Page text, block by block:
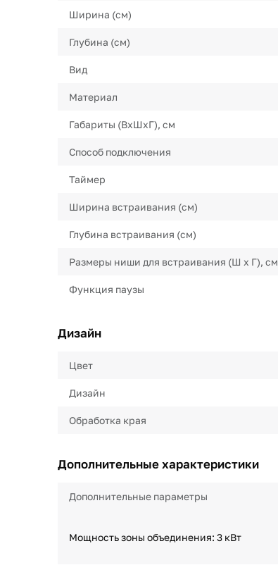
Ширина (см)
Глубина (см)
Вид
Материал
Габариты (ВхШхГ), см
Способ подключения
Таймер
Ширина встраивания (см)
Глубина встраивания (см)
Размеры ниши для встраивания (Ш х Г), см
Функция паузы
Дизайн
Цвет
Дизайн
Обработка края
Дополнительные характеристики
Дополнительные параметры
Мощность зоны объединения: 3 кВт